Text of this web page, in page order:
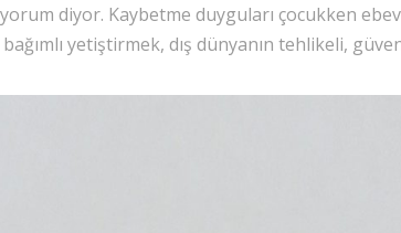
diyor. Kaybetme duyguları çocukken
yetiştirmek, dış dünyanın tehlikeli,